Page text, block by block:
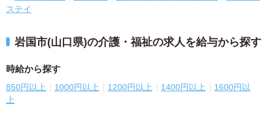
ステイ
岩国市(山口県)の介護・福祉の求人を給与から探す
時給から探す
850円以上 1000円以上 1200円以上 1400円以上
1600円以
上